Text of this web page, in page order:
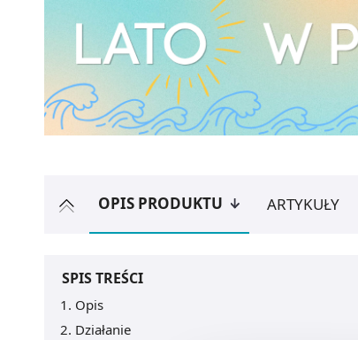
OPIS PRODUKTU ARTYKUŁY
SPIS TREŚCI
Opis
Działanie